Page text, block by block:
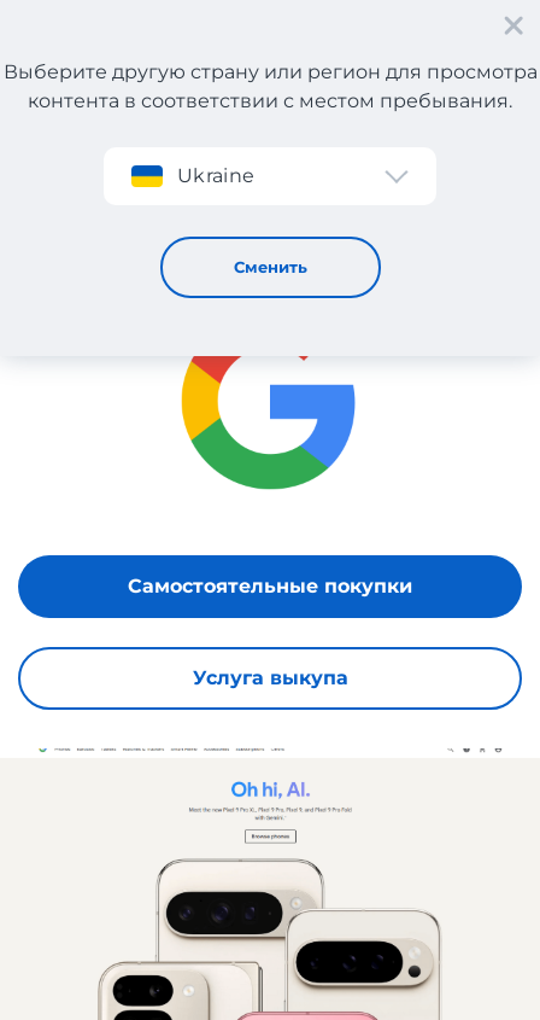
Регистрация
Выберите другую страну или регион для просмотра
контента в соответствии с местом пребывания.
Ukraine
Сменить
Google Store
Услуга выкупа
Самостоятельные покупки